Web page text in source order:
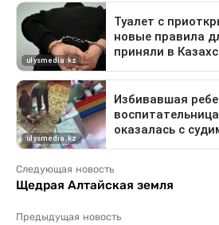
Следующая новость
Щедрая Алтайская земля
Предыдущая новость